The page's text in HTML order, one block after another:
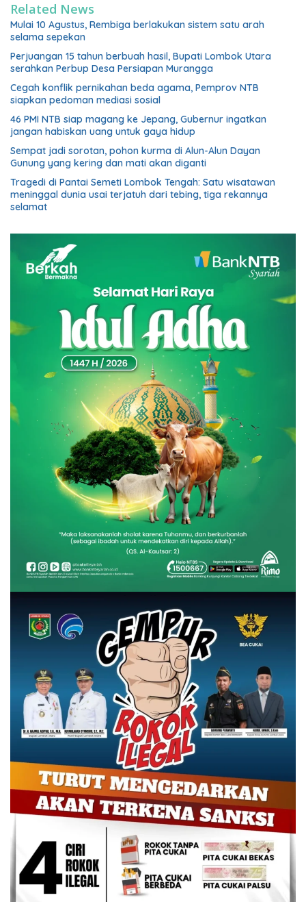
Related News
Mulai 10 Agustus, Rembiga berlakukan sistem satu arah
selama sepekan
Perjuangan 15 tahun berbuah hasil, Bupati Lombok Utara
serahkan Perbup Desa Persiapan Murangga
Cegah konflik pernikahan beda agama, Pemprov NTB
siapkan pedoman mediasi sosial
46 PMI NTB siap magang ke Jepang, Gubernur ingatkan
jangan habiskan uang untuk gaya hidup
Sempat jadi sorotan, pohon kurma di Alun-Alun Dayan
Gunung yang kering dan mati akan diganti
Tragedi di Pantai Semeti Lombok Tengah: Satu wisatawan
meninggal dunia usai terjatuh dari tebing, tiga rekannya
selamat